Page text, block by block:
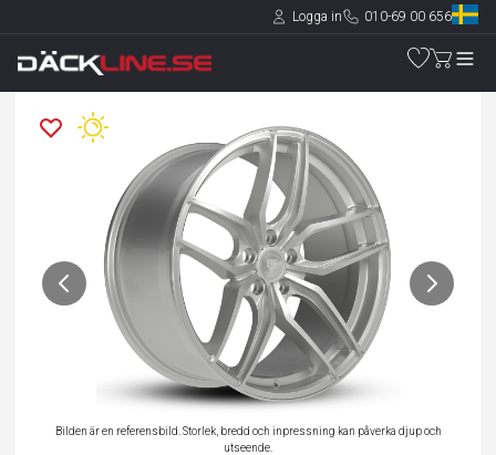
Logga in 010-69 00 656
Bilden är en referensbild. Storlek, bredd och inpressning kan påverka djup och
utseende.